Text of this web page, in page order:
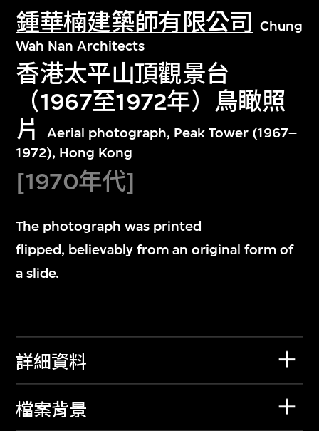
鍾華楠建築師有限公司
Chung
Wah Nan Architects
香港太平山頂觀景台
（1967至1972年）鳥瞰照
片
Aerial photograph, Peak Tower (1967–
1972), Hong Kong
[1970年代]
The photograph was printed
flipped, believably from an original form of
a slide.
詳細資料
檔案背景